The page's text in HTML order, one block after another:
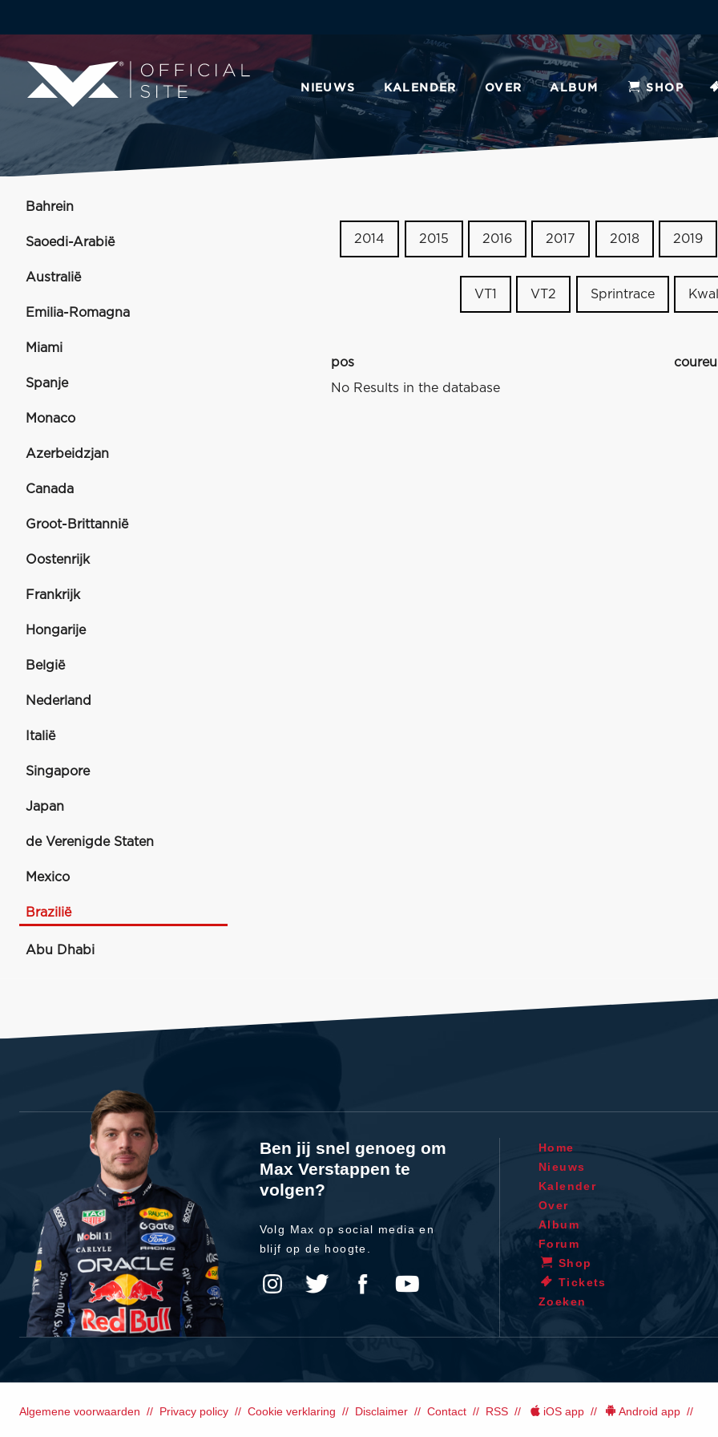
NIEUWS KALENDER OVER ALBUM SHOP
Bahrein
Saoedi-Arabië
Australië
Emilia-Romagna
Miami
Spanje
Monaco
Azerbeidzjan
Canada
Groot-Brittannië
Oostenrijk
Frankrijk
Hongarije
België
Nederland
Italië
Singapore
Japan
de Verenigde Staten
Mexico
Brazilië
Abu Dhabi
2014 2015 2016 2017 2018 2019
VT1 VT2 Sprintrace
pos
No Results in the database
Ben jij snel genoeg om
Max Verstappen te
volgen?
Volg Max op social media en
blijf op de hoogte.
Home
Nieuws
Kalender
Over
Album
Forum
Shop
Tickets
Zoeken
Algemene voorwaarden Privacy policy Cookie verklaring Disclaimer Contact RSS iOS app Android app